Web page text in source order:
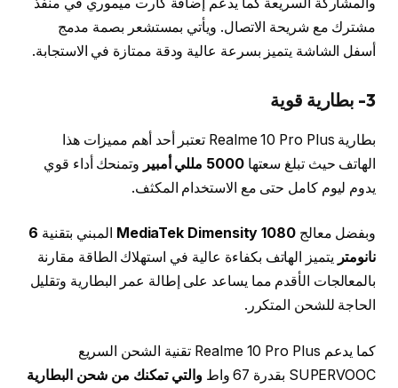
مشترك مع شريحة الاتصال. ويأتي بمستشعر بصمة مدمج
أسفل الشاشة يتميز بسرعة عالية ودقة ممتازة في الاستجابة.
3- بطارية قوية
بطارية Realme 10 Pro Plus تعتبر أحد أهم مميزات هذا
الهاتف حيث تبلغ سعتها5000 مللي أمبير
وتمنحك أداء قوي
يدوم ليوم كامل حتى مع الاستخدام المكثف.
وبفضل معالجMediaTek Dimensity 1080 المبني بتقنية 6
نانومتر يتميز الهاتف بكفاءة عالية في استهلاك الطاقة مقارنة
بالمعالجات الأقدم مما يساعد على إطالة عمر البطارية وتقليل
الحاجة للشحن المتكرر.
كما يدعم Realme 10 Pro Plus تقنية الشحن السريع
SUPERVOOC بقدرة 67 واط
والتي تمكنك من شحن البطارية